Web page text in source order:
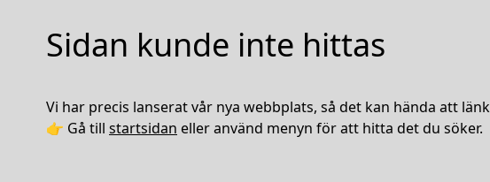
Sidan kunde inte hittas
Vi har precis lanserat vår nya webbplats, så det kan hända att
👉 Gå till startsidan eller använd menyn för att hitta det du söker.